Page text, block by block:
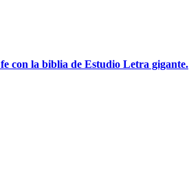
con la biblia de Estudio Letra gigante.